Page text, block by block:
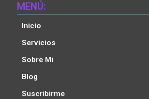
MENÚ:
Inicio
Servicios
Sobre Mi
Blog
Suscribirme